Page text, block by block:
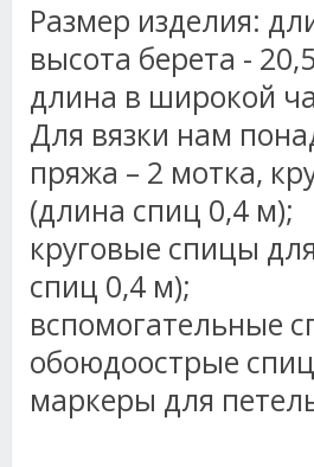
Размер изделия:
высота берета -
длина в широкой
Для вязки нам
пряжа – 2 мотка,
(длина спиц 0,4 м);
круговые спицы
спиц 0,4 м);
вспомогательные
обоюдоострые
маркеры для